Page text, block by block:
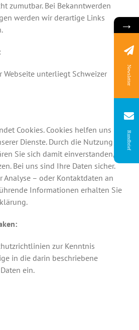
zumutbar. Bei Bekanntwerden
werden wir derartige Links
Webseite unterliegt Schweizer
Cookies. Cookies helfen uns bei
Dienste. Durch die Nutzung
Sie sich damit einverstanden,
Bei uns sind Ihre Daten sicher.
Analyse – oder Kontaktdaten an
Informationen erhalten Sie
zur Kenntnis
in die darin beschriebene
ein.
→
Newsletter
Rundbrief